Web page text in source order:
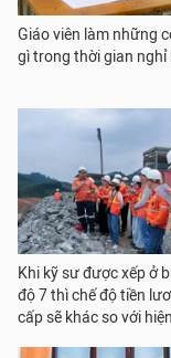
Giáo viên làm những
gì trong thời gian nghỉ
Khi kỹ sư được xếp ở
độ 7 thì chế độ tiền
cấp sẽ khác so với